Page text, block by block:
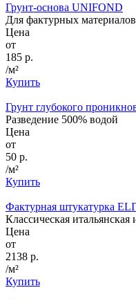
Грунт-основа UNIFOND
Для фактурных
Цена
от
185 р.
/м²
Купить
Грунт глубокого
Разведение 500% водой
Цена
от
50 р.
/м²
Купить
Фактурная штукатурка
Классическая итальянская
Цена
от
2138 р.
/м²
Купить